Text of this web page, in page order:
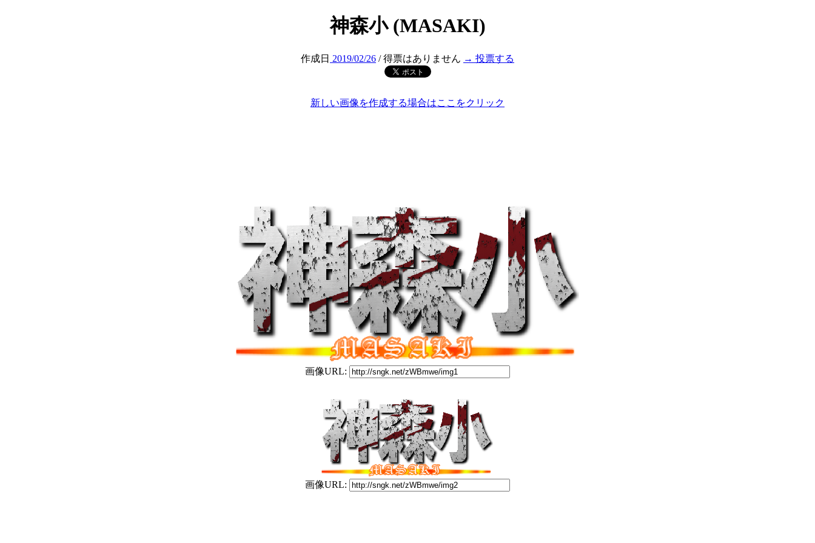
神森小 (MASAKI)
作成日 2019/02/26 / 得票はありません → 投票する
新しい画像を作成する場合はここをクリック
画像URL:
画像URL: